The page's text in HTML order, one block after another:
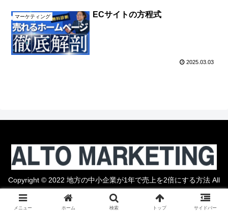
マーケティング ECサイトの方程式
2025.03.03
Copyright © 2022 地方の中小企業が1年で売上を2倍にする方法 All
Rights Reserved.
メニュー ホーム 検索 トップ サイドバー